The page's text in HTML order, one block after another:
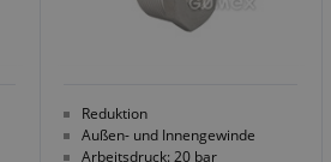
Reduktion
Außen- und Innengewinde
Arbeitsdruck: 20 bar